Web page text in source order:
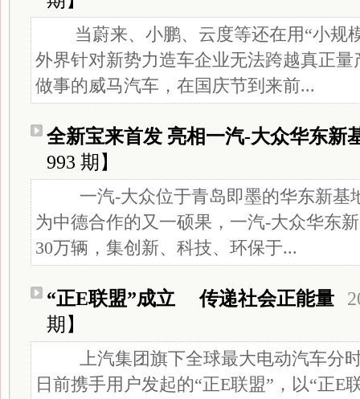
当蔚来、小鹏、云度等还在用“小规
外界针对新势力造车企业无法跨越真正
做事的威马汽车，在国庆节到来前...
全新宝来首发 亮相一汽-大众华东新
993 期】
一汽-大众位于青岛即墨的华东新基
为中德合作的又一硕果，一汽-大众华东
30万辆，集创新、科技、环保于...
“正E联盟”成立 传递社会正能量
期】
上汽集团旗下全球最大电动汽车分时
日前携手用户发起的“正E联盟”，以“正E